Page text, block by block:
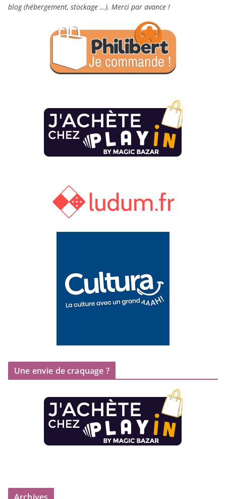
blog (hébergement, stockage …). Merci par avance !
Une envie de craquage ?